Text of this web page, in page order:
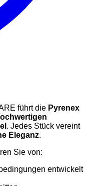
führt die Pyrenex
. Jedes Stück vereint
Eleganz.
Sie von:
entwickelt